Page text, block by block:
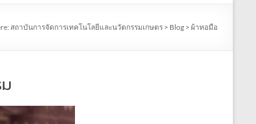
สถาบันการจัดการเทคโนโลยีและนวัตกรรมเกษตร > Blog > ผ้าทอมือ